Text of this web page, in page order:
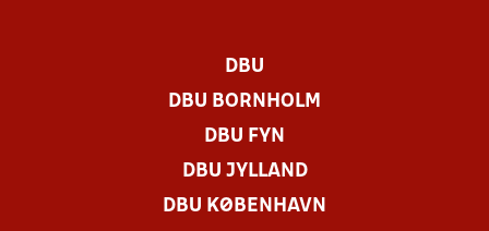
DBU
DBU BORNHOLM
DBU FYN
DBU JYLLAND
DBU KØBENHAVN